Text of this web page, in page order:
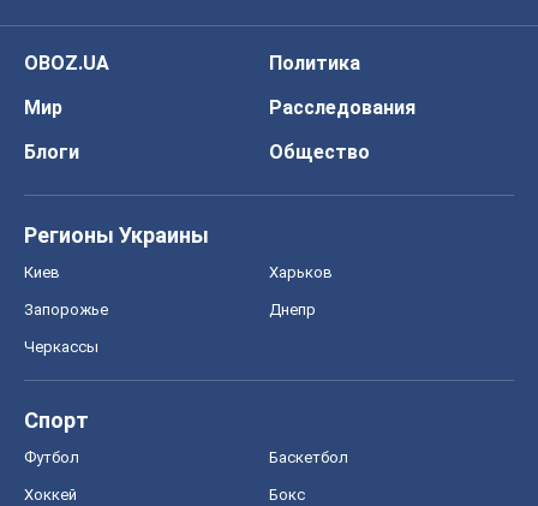
OBOZ.UA
Политика
Мир
Расследования
Блоги
Общество
Регионы Украины
Киев Харьков
Запорожье Днепр
Черкассы
Спорт
Футбол Баскетбол
Хоккей Бокс